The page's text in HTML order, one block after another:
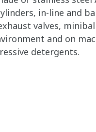
in-line and
valves,
and on
detergents.